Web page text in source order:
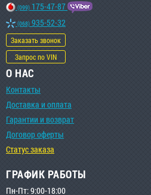
(099) 175-47-87
(068) 935-52-32
Заказать звонок
Запрос по VIN
О НАС
Контакты
Доставка и оплата
Гарантии и возврат
Договор оферты
Статус заказа
ГРАФИК РАБОТЫ
Пн-Пт: 9:00-18:00